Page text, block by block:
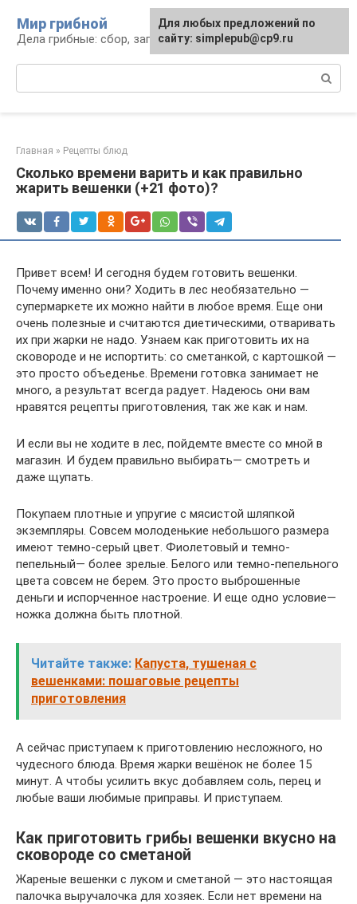
контенту
Мир грибной
Дела грибные: сбор, заготовка, рецепты
Главная » Рецепты блюд
Сколько времени варить и как правильно
жарить вешенки (+21 фото)?
Привет всем! И сегодня будем готовить вешенки.
Почему именно они? Ходить в лес необязательно —
супермаркете их можно найти в любое время. Еще они
очень полезные и считаются диетическими, отваривать
их при жарки не надо. Узнаем как приготовить их на
сковороде и не испортить: со сметанкой, с картошкой —
это просто объеденье. Времени готовка занимает не
много, а результат всегда радует. Надеюсь они вам
нравятся рецепты приготовления, так же как и нам.
И если вы не ходите в лес, пойдемте вместе со мной в
магазин. И будем правильно выбирать— смотреть и
даже щупать.
Покупаем плотные и упругие с мясистой шляпкой
экземпляры. Совсем молоденькие небольшого размера
имеют темно-серый цвет. Фиолетовый и темно-
пепельный— более зрелые. Белого или темно-пепельного
цвета совсем не берем. Это просто выброшенные
деньги и испорченное настроение. И еще одно условие—
ножка должна быть плотной.
Читайте также: Капуста, тушеная с
вешенками: пошаговые рецепты
приготовления
А сейчас приступаем к приготовлению несложного, но
чудесного блюда. Время жарки вешёнок не более 15
минут. А чтобы усилить вкус добавляем соль, перец и
любые ваши любимые приправы. И приступаем.
Как приготовить грибы вешенки вкусно на
сковороде со сметаной
Жареные вешенки с луком и сметаной — это настоящая
палочка выручалочка для хозяек. Если нет времени на
Для любых предложений по
сайту: simplepub@cp9.ru